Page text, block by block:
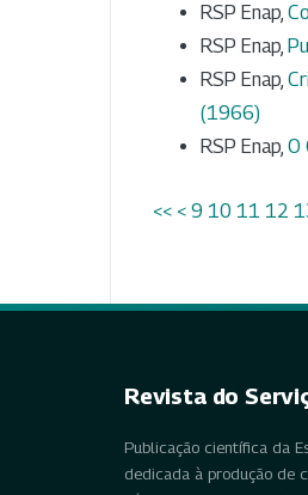
RSP Enap,
RSP Enap,
RSP Enap,
(1966)
RSP Enap, O
<< < 9 10 11 12
Revista do
Publicação científica da
dedicada à produção de